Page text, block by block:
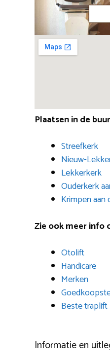
Plaatsen in de
Streefkerk
Nieuw-
Lekkerkerk
Ouderkerk
Krimpen aan
Zie ook meer info
Otolift
Handicare
Merken
Beste traplift
Informatie en